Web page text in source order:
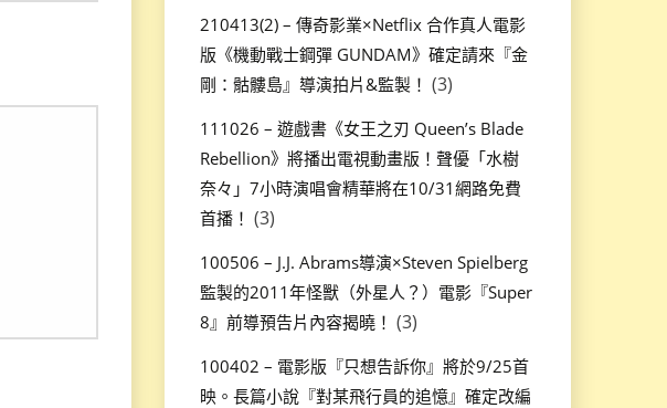
210413(2) – 傳奇影業×Netflix 合作真人電影
版《機動戰士鋼彈 GUNDAM》確定請來『金
剛：骷髏島』導演拍片&監製！ (3)
111026 – 遊戲書《女王之刃 Queen’s Blade
Rebellion》將播出電視動畫版！聲優「水樹
奈々」7小時演唱會精華將在10/31網路免費
首播！ (3)
100506 – J.J. Abrams導演×Steven Spielberg
監製的2011年怪獸（外星人？）電影『Super
8』前導預告片內容揭曉！ (3)
100402 – 電影版『只想告訴你』將於9/25首
映。長篇小說『對某飛行員的追憶』確定改編